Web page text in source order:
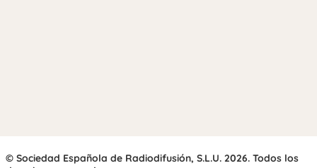
© Sociedad Española de Radiodifusión, S.L.U. 2026. Todos los